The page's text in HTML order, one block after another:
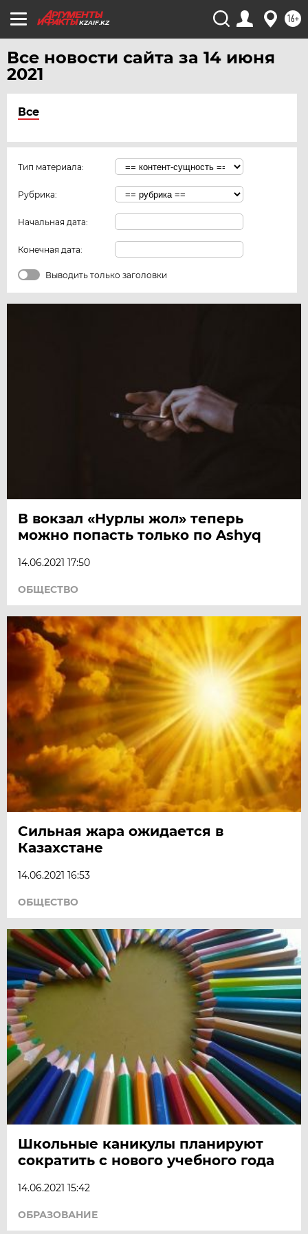
KZAIF.KZ 16+
Все новости сайта за 14 июня
2021
Все
Тип материала:
Рубрика:
Начальная дата:
Конечная дата:
Выводить только заголовки
В вокзал «Нурлы жол» теперь
можно попасть только по Ashyq
14.06.2021 17:50
ОБЩЕСТВО
Сильная жара ожидается в
Казахстане
14.06.2021 16:53
ОБЩЕСТВО
Школьные каникулы планируют
сократить с нового учебного года
14.06.2021 15:42
ОБРАЗОВАНИЕ